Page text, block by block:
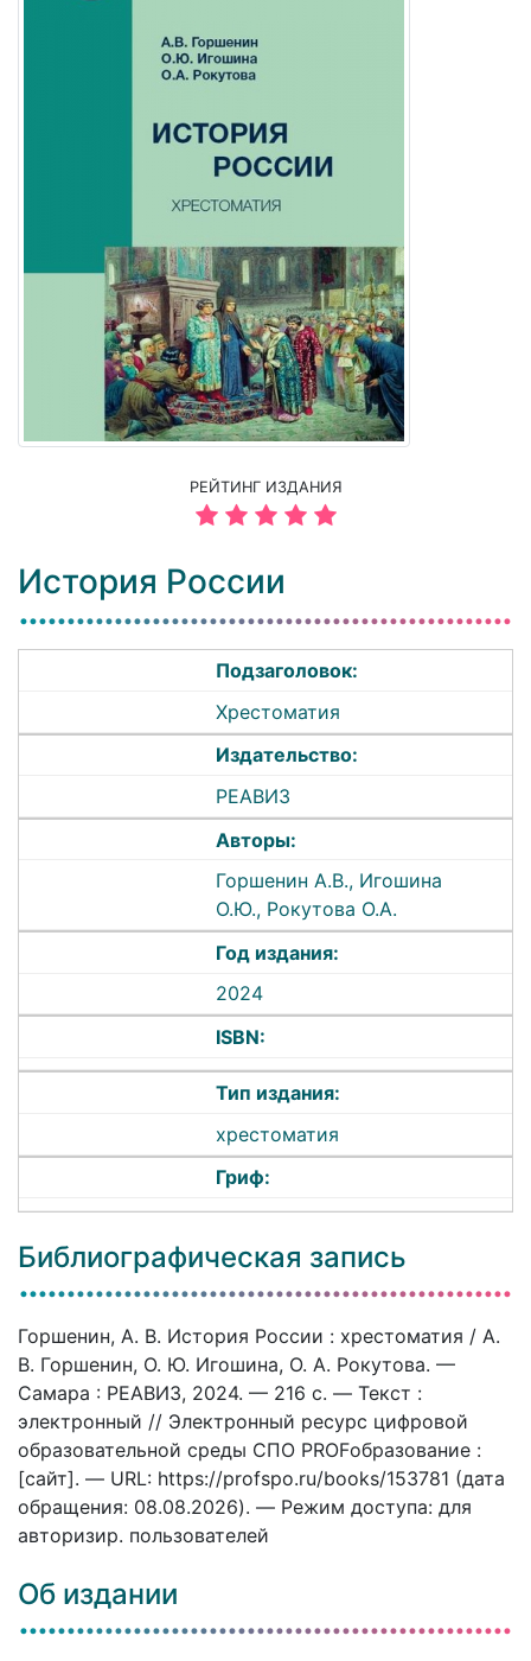
РЕЙТИНГ ИЗДАНИЯ
История России
Подзаголовок:
Хрестоматия
Издательство:
РЕАВИЗ
Авторы:
Горшенин А.В., Игошина
О.Ю., Рокутова О.А.
Год издания:
2024
ISBN:
Тип издания:
хрестоматия
Гриф:
Библиографическая запись
Горшенин, А. В. История России : хрестоматия / А.
В. Горшенин, О. Ю. Игошина, О. А. Рокутова. —
Самара : РЕАВИЗ, 2024. — 216 c. — Текст :
электронный // Электронный ресурс цифровой
образовательной среды СПО PROFобразование :
[сайт]. — URL: https://profspo.ru/books/153781 (дата
обращения: 08.08.2026). — Режим доступа: для
авторизир. пользователей
Об издании